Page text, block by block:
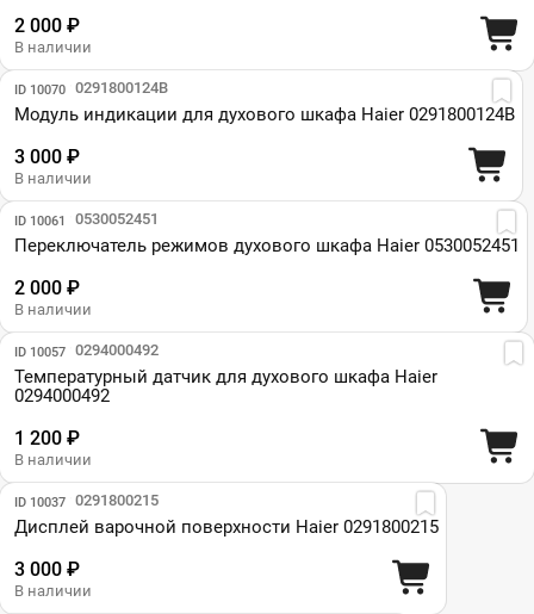
2 000 ₽
В наличии
ID 10070
Парт №: 0291800124B
Модуль индикации для духового шкафа Haier 0291800124B
3 000 ₽
В наличии
ID 10061
Парт №: 0530052451
Переключатель режимов духового шкафа Haier 0530052451
2 000 ₽
В наличии
ID 10057
Парт №: 0294000492
Температурный датчик для духового шкафа Haier
0294000492
1 200 ₽
В наличии
ID 10037
Парт №: 0291800215
Дисплей варочной поверхности Haier 0291800215
3 000 ₽
В наличии